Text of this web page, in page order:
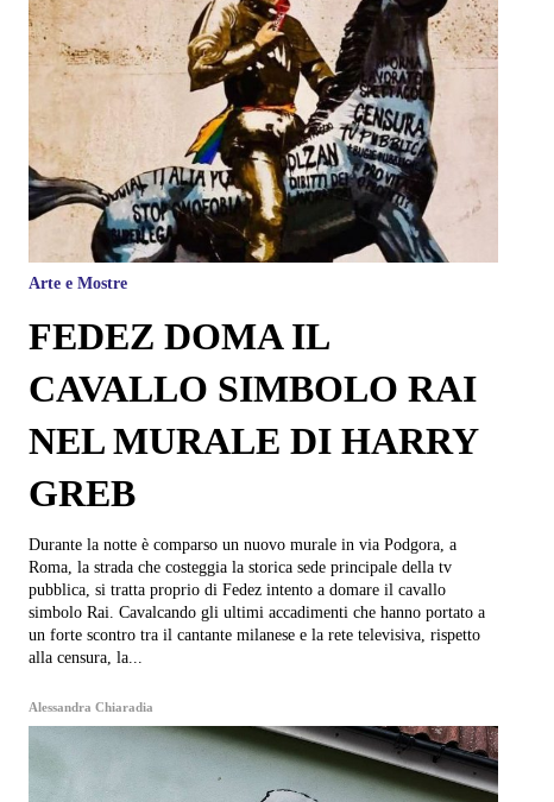
Arte e Mostre
FEDEZ DOMA IL
CAVALLO SIMBOLO RAI
NEL MURALE DI HARRY
GREB
Durante la notte è comparso un nuovo murale in via Podgora, a
Roma, la strada che costeggia la storica sede principale della tv
pubblica, si tratta proprio di Fedez intento a domare il cavallo
simbolo Rai. Cavalcando gli ultimi accadimenti che hanno portato a
un forte scontro tra il cantante milanese e la rete televisiva, rispetto
alla censura, la...
Alessandra Chiaradia